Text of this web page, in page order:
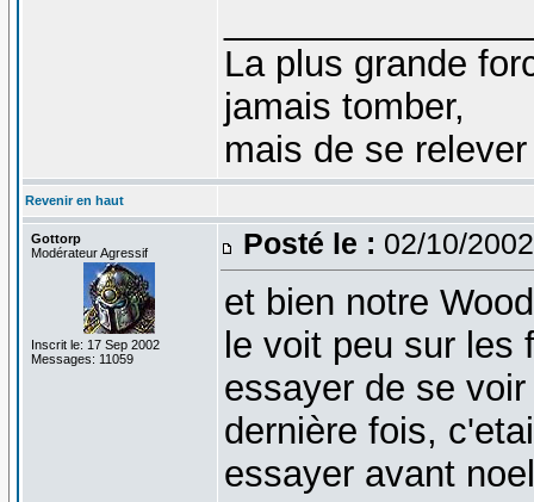
La plus grande
jamais tomber,
mais de se
Revenir en haut
Gottorp
Modérateur Agressif
Inscrit le: 17 Sep 2002
Messages: 11059
Posté le : 02/10/
et bien notre
le voit peu sur les
essayer de se
dernière fois,
essayer avant noel